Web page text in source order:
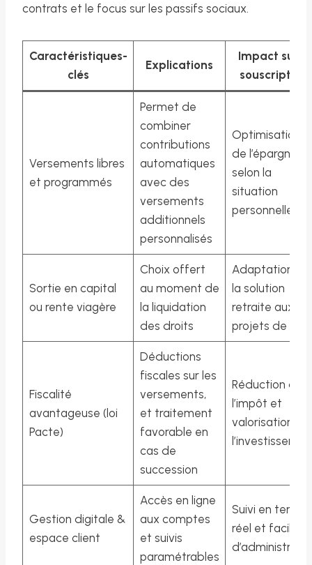
contrats et le focus sur les passifs sociaux.
Caractéristiques-
clés
Explications
Impact sur le
souscripteur
Versements libres
et programmés
Permet de
combiner
contributions
automatiques
avec des
versements
additionnels
personnalisés
Optimisation
de l’épargne
selon la
situation
personnelle
Sortie en capital
ou rente viagère
Choix offert
au moment de
la liquidation
des droits
Adaptation de
la solution
retraite aux
projets de vie
Fiscalité
avantageuse (loi
Pacte)
Déductions
fiscales sur les
versements,
et traitement
favorable en
cas de
succession
Réduction de
l’impôt et
valorisation de
Gestion digitale &
espace client
Accès en ligne
aux comptes
et suivis
paramétrables
Suivi en temps
réel et facilité